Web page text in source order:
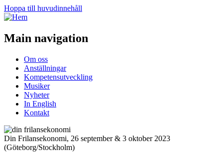
Hoppa till huvudinnehåll
Main navigation
Om oss
Anställningar
Kompetensutveckling
Musiker
Nyheter
In English
Kontakt
Din Frilansekonomi, 26 september & 3 oktober 2023
(Göteborg/Stockholm)